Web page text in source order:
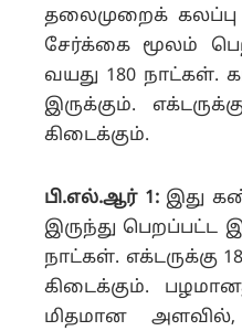
தலைமுறைக்
சேர்க்கை மூலம்
வயது 180 நாட்கள்.
இருக்கும்.
கிடைக்கும்.
பி.எல்.ஆர் 1: இது
இருந்து பெறப்பட்ட
நாட்கள். எக்டருக்கு
கிடைக்கும்.
மிதமான அளவில்,